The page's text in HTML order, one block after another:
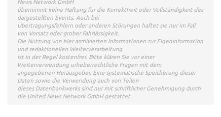
übernimmt keine Haftung für die Korrektheit oder Vollständigkeit des
dargestellten Events. Auch bei
Übertragungsfehlern oder anderen Störungen haftet sie nur im Fall
von Vorsatz oder grober Fahrlässigkeit.
Die Nutzung von hier archivierten Informationen zur Eigeninformation
und redaktionellen Weiterverarbeitung
ist in der Regel kostenfrei. Bitte klären Sie vor einer
Weiterverwendung urheberrechtliche Fragen mit dem
angegebenen Herausgeber. Eine systematische Speicherung dieser
Daten sowie die Verwendung auch von Teilen
dieses Datenbankwerks sind nur mit schriftlicher Genehmigung durch
die United News Network GmbH gestattet